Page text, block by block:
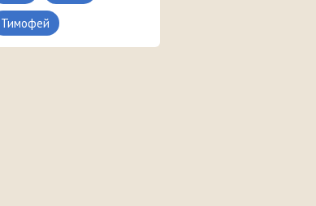
Тимофей